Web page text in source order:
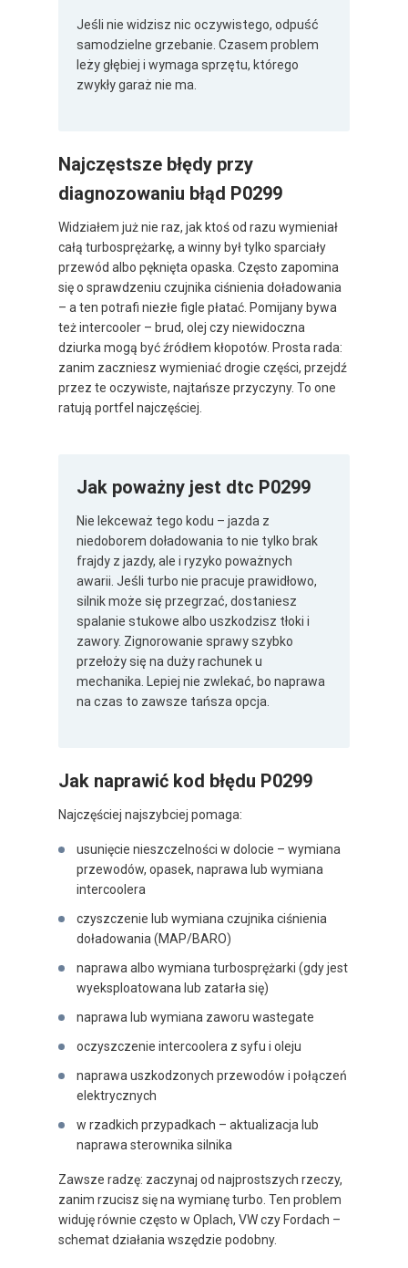
Jeśli nie widzisz nic oczywistego, odpuść
samodzielne grzebanie. Czasem problem
leży głębiej i wymaga sprzętu, którego
zwykły garaż nie ma.
Najczęstsze błędy przy
diagnozowaniu błąd P0299
Widziałem już nie raz, jak ktoś od razu wymieniał
całą turbosprężarkę, a winny był tylko sparciały
przewód albo pęknięta opaska. Często zapomina
się o sprawdzeniu czujnika ciśnienia doładowania
– a ten potrafi niezłe figle płatać. Pomijany bywa
też intercooler – brud, olej czy niewidoczna
dziurka mogą być źródłem kłopotów. Prosta rada:
zanim zaczniesz wymieniać drogie części, przejdź
przez te oczywiste, najtańsze przyczyny. To one
ratują portfel najczęściej.
Jak poważny jest dtc P0299
Nie lekceważ tego kodu – jazda z
niedoborem doładowania to nie tylko brak
frajdy z jazdy, ale i ryzyko poważnych
awarii. Jeśli turbo nie pracuje prawidłowo,
silnik może się przegrzać, dostaniesz
spalanie stukowe albo uszkodzisz tłoki i
zawory. Zignorowanie sprawy szybko
przełoży się na duży rachunek u
mechanika. Lepiej nie zwlekać, bo naprawa
na czas to zawsze tańsza opcja.
Jak naprawić kod błędu P0299
Najczęściej najszybciej pomaga:
usunięcie nieszczelności w dolocie – wymiana
przewodów, opasek, naprawa lub wymiana
intercoolera
czyszczenie lub wymiana czujnika ciśnienia
doładowania (MAP/BARO)
naprawa albo wymiana turbosprężarki (gdy jest
wyeksploatowana lub zatarła się)
naprawa lub wymiana zaworu wastegate
oczyszczenie intercoolera z syfu i oleju
naprawa uszkodzonych przewodów i połączeń
elektrycznych
w rzadkich przypadkach – aktualizacja lub
naprawa sterownika silnika
Zawsze radzę: zaczynaj od najprostszych rzeczy,
zanim rzucisz się na wymianę turbo. Ten problem
widuję równie często w Oplach, VW czy Fordach –
schemat działania wszędzie podobny.